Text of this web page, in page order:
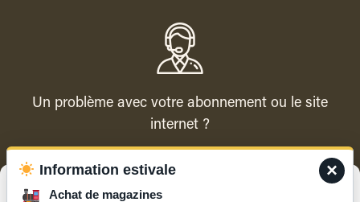
Un problème avec votre abonnement ou le site
internet ?
Contacter le service client ×
Information estivale
Achat de magazines